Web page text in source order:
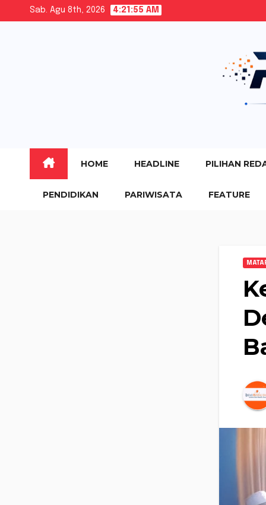
Sab. Agu 8th, 2026 4:21:57 AM
HOME HEADLINE PILIHAN
PENDIDIKAN PARIWISATA FEATURE